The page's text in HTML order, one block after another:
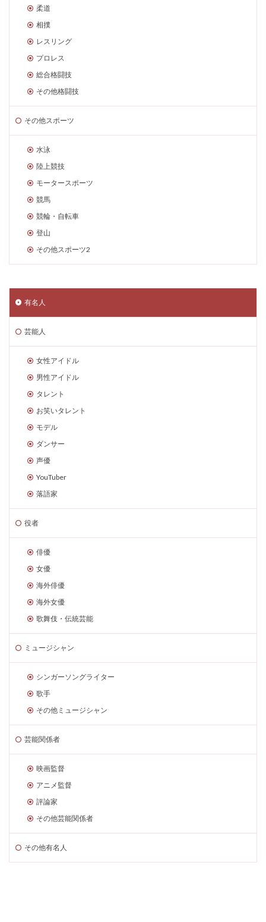
柔道
相撲
レスリング
プロレス
総合格闘技
その他格闘技
その他スポーツ
水泳
陸上競技
モータースポーツ
競馬
競輪・自転車
登山
その他スポーツ2
有名人
芸能人
女性アイドル
男性アイドル
タレント
お笑いタレント
モデル
ダンサー
声優
YouTuber
落語家
役者
俳優
女優
海外俳優
海外女優
歌舞伎・伝統芸能
ミュージシャン
シンガーソングライター
歌手
その他ミュージシャン
芸能関係者
映画監督
アニメ監督
評論家
その他芸能関係者
その他有名人